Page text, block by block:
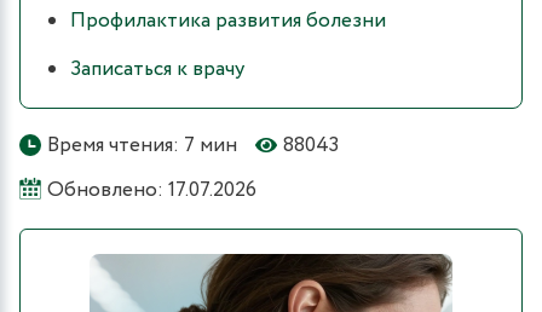
Время чтения: 7 мин
88043
Обновлено: 17.07.2026
Профилактика развития болезни
Записаться к врачу